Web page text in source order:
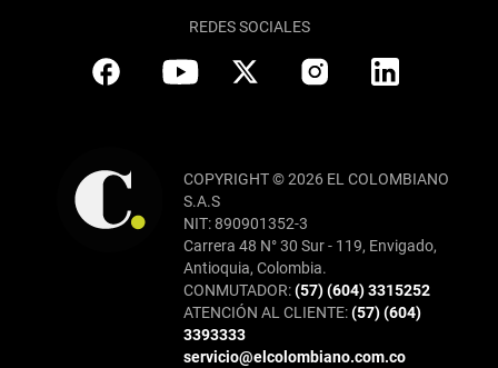
REDES SOCIALES
COPYRIGHT © 2026 EL COLOMBIANO
S.A.S
NIT: 890901352-3
Carrera 48 N° 30 Sur - 119, Envigado,
Antioquia, Colombia.
CONMUTADOR:(57) (604) 3315252
ATENCIÓN AL CLIENTE:(57) (604)
3393333
servicio@elcolombiano.com.co